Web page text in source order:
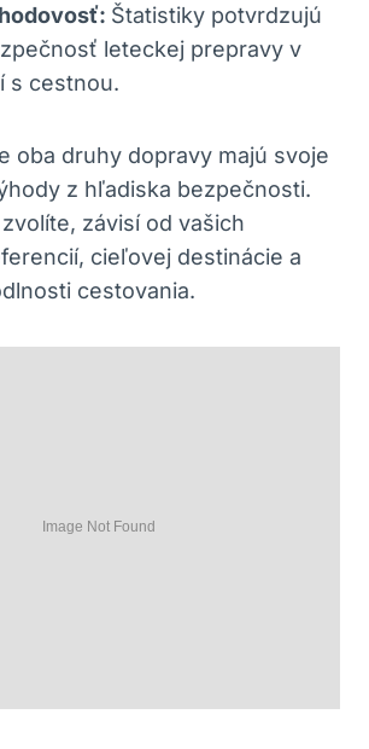
Štatistiky potvrdzujú
leteckej prepravy v
s cestnou.
oba druhy dopravy majú svoje
z hľadiska bezpečnosti.
závisí od vašich
cieľovej destinácie a
cestovania.